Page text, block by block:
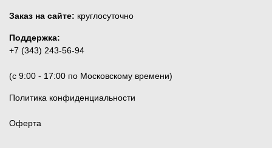
Заказ на сайте: круглосуточно
Поддержка:
+7 (343) 243-56-94
(c 9:00 - 17:00 по Московскому времени)
Политика конфиденциальности
Оферта